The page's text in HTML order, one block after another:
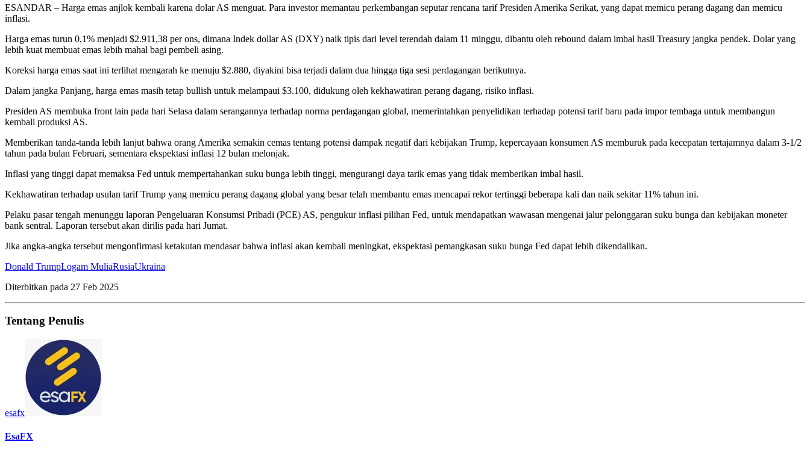
ESANDAR – Harga emas anjlok kembali karena dolar AS menguat. Para investor memantau perkembangan seputar rencana tarif Presiden Amerika Serikat, yang dapat memicu perang dagang dan memicu
inflasi.
Harga emas turun 0,1% menjadi $2.911,38 per ons, dimana Indek dollar AS (DXY) naik tipis dari level terendah dalam 11 minggu, dibantu oleh rebound dalam imbal hasil Treasury jangka pendek. Dolar yang
lebih kuat membuat emas lebih mahal bagi pembeli asing.
Koreksi harga emas saat ini terlihat mengarah ke menuju $2.880, diyakini bisa terjadi dalam dua hingga tiga sesi perdagangan berikutnya.
Dalam jangka Panjang, harga emas masih tetap bullish untuk melampaui $3.100, didukung oleh kekhawatiran perang dagang, risiko inflasi.
Presiden AS membuka front lain pada hari Selasa dalam serangannya terhadap norma perdagangan global, memerintahkan penyelidikan terhadap potensi tarif baru pada impor tembaga untuk membangun
kembali produksi AS.
Memberikan tanda-tanda lebih lanjut bahwa orang Amerika semakin cemas tentang potensi dampak negatif dari kebijakan Trump, kepercayaan konsumen AS memburuk pada kecepatan tertajamnya dalam 3-1/2
tahun pada bulan Februari, sementara ekspektasi inflasi 12 bulan melonjak.
Inflasi yang tinggi dapat memaksa Fed untuk mempertahankan suku bunga lebih tinggi, mengurangi daya tarik emas yang tidak memberikan imbal hasil.
Kekhawatiran terhadap usulan tarif Trump yang memicu perang dagang global yang besar telah membantu emas mencapai rekor tertinggi beberapa kali dan naik sekitar 11% tahun ini.
Pelaku pasar tengah menunggu laporan Pengeluaran Konsumsi Pribadi (PCE) AS, pengukur inflasi pilihan Fed, untuk mendapatkan wawasan mengenai jalur pelonggaran suku bunga dan kebijakan moneter
bank sentral. Laporan tersebut akan dirilis pada hari Jumat.
Jika angka-angka tersebut mengonfirmasi ketakutan mendasar bahwa inflasi akan kembali meningkat, ekspektasi pemangkasan suku bunga Fed dapat lebih dikendalikan.
Donald TrumpLogam MuliaRusiaUkraina
Diterbitkan pada 27 Feb 2025
Tentang Penulis
esafx
EsaFX